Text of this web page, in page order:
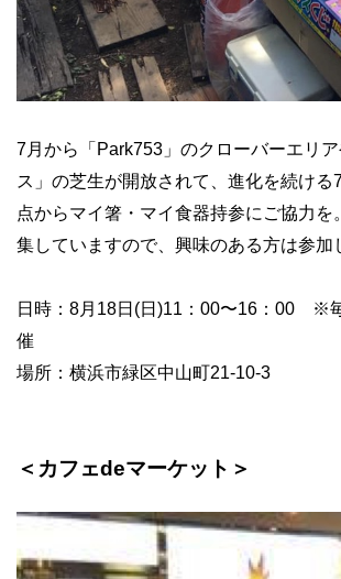
7月から「Park753」のクローバーエリ
ス」の芝生が開放されて、進化を続ける
点からマイ箸・マイ食器持参にご協力を
集していますので、興味のある方は参加
日時：8月18日(日)11：00〜16：00 ※
催
場所：横浜市緑区中山町21-10-3
＜カフェdeマーケット＞